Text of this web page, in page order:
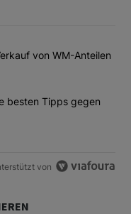
kommentierten
Pläne für den
von WM-Anteilen
in der Schweiz: Die
besten Tipps gegen
von